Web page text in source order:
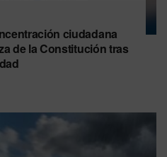
ciudadana
de la Constitución tras